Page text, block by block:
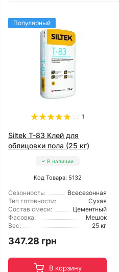
Популярный
1
Siltek T-83 Клей для
облицовки пола (25 кг)
В наличии
Код Товара: 5132
Сезонность:
Всесезонная
Тип готовности:
Сухая
Состав смеси:
Цементный
Фасовка:
Мешок
Вес:
25 кг
347.28 грн
В корзину